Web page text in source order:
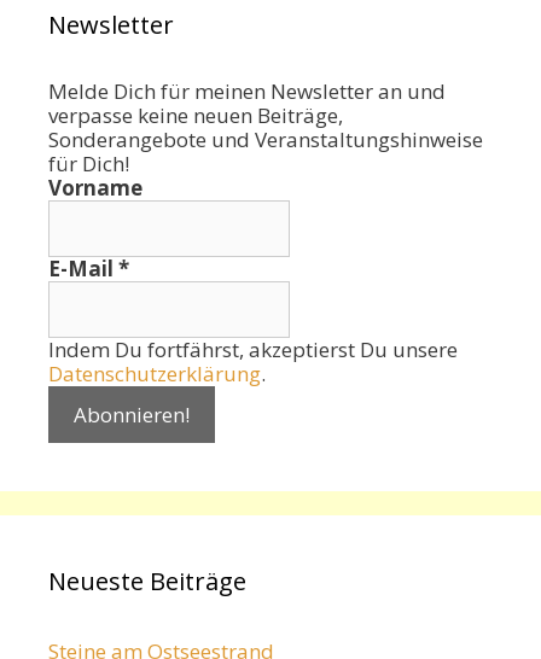
Newsletter
Melde Dich für meinen Newsletter an und
verpasse keine neuen Beiträge,
Sonderangebote und Veranstaltungshinweise
für Dich!
Vorname
E-Mail *
Indem Du fortfährst, akzeptierst Du unsere
Datenschutzerklärung.
Neueste Beiträge
Steine am Ostseestrand